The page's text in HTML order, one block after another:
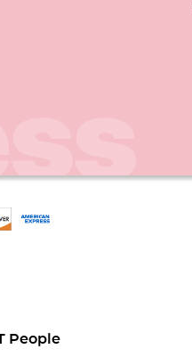
People